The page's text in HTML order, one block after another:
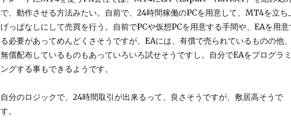
で、動作させる方法みたい。自前で、24時間稼働のPCを用意して、MT4を立ち
げっぱなしにして売買を行う。自前でPCや仮想PCを用意する手間や、EAを用意
る必要があってめんどくさそうですが、EAには、有償で売られているものの他
無償配布しているものもあっていろいろ試せそうですし。自分でEAをプログラ
ングする事もできるようです。
自分のロジックで、24時間取引が出来るって、良さそうですが、敷居高そうで
す。